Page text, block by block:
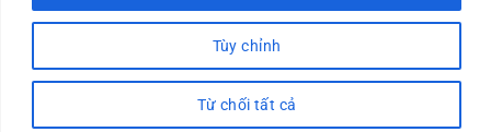
Tùy chỉnh
Từ chối tất cả